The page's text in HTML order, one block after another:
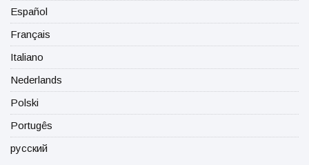
Español
Français
Italiano
Nederlands
Polski
Portugês
русский